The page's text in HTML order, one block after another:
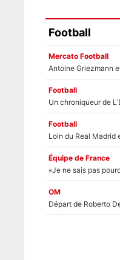
Football
Mercato Football
Football
Football
Équipe de France
OM